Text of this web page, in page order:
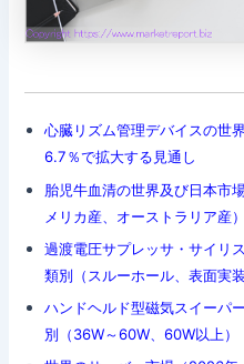
心臓リズム管理デバイスの世
6.7％で拡大する見通し
胎児牛血清の世界及び日本市
メリカ産、オーストラリア産）
過渡電圧サプレッサ・サイリ
類別（スルーホール、表面実装
ハンドヘルド型磁気スイーパ
別（36W～60W、60W以上）